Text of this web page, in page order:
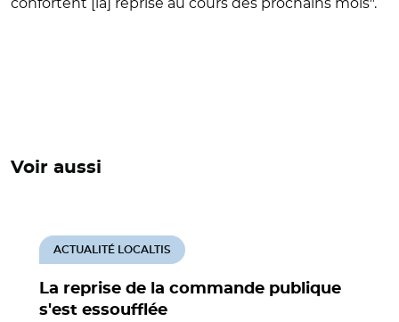
Voir aussi
La reprise de la commande publique
s'est essoufflée
ACTUALITÉ LOCALTIS